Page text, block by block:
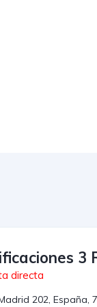
3
directa
202, España,